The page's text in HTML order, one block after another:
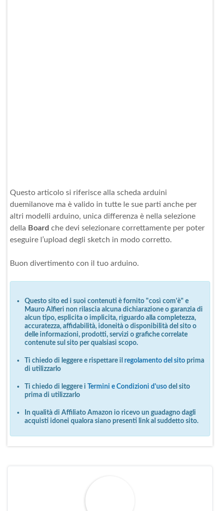
Questo articolo si riferisce alla scheda arduini
duemilanove ma è valido in tutte le sue parti anche per
altri modelli arduino, unica differenza è nella selezione
della Board che devi selezionare correttamente per poter
eseguire l’upload degli sketch in modo corretto.
Buon divertimento con il tuo arduino.
Questo sito ed i suoi contenuti è fornito "così com'è" e
Mauro Alfieri non rilascia alcuna dichiarazione o garanzia di
alcun tipo, esplicita o implicita, riguardo alla completezza,
accuratezza, affidabilità, idoneità o disponibilità del sito o
delle informazioni, prodotti, servizi o grafiche correlate
contenute sul sito per qualsiasi scopo.
Ti chiedo di leggere e rispettare il regolamento del sito prima
di utilizzarlo
Ti chiedo di leggere i Termini e Condizioni d'uso del sito
prima di utilizzarlo
In qualità di Affiliato Amazon io ricevo un guadagno dagli
acquisti idonei qualora siano presenti link al suddetto sito.